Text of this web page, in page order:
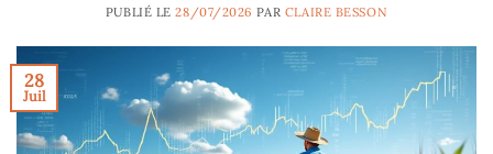
PUBLIÉ LE28/07/2026 PAR CLAIRE BESSON
28
Juil